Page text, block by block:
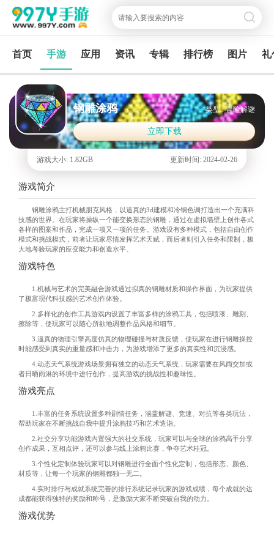
首页 手游 应用 资讯 专辑 排行榜 图片 礼
钢雕涂鸦 类型 : 冒险解谜
立即下载
游戏大小: 1.82GB 更新时间: 2024-02-26
游戏简介
钢雕涂鸦主打机械朋克风格，以逼真的3d建模和冷钢色调打造出一个充满科
技感的世界。在玩家将操纵一个能变换形态的钢雕，通过在虚拟墙壁上创作各式
各样的图案和作品，完成一项又一项的任务。游戏设有多种模式，包括自由创作
模式和挑战模式，前者让玩家尽情发挥艺术天赋，而后者则引入任务和限制，极
大地考验玩家的应变能力和创造水平。
游戏特色
1.机械与艺术的完美融合游戏通过拟真的钢雕材质和操作界面，为玩家提供
了极富现代科技感的艺术创作体验。
2.多样化的创作工具游戏内设置了丰富多样的涂鸦工具，包括喷漆、雕刻、
擦除等，使玩家可以随心所欲地调整作品风格和细节。
3.逼真的物理引擎高度仿真的物理碰撞与材质反馈，使玩家在进行钢雕操控
时能感受到真实的重量感和冲击力，为游戏增添了更多的真实性和沉浸感。
4.动态天气系统游戏场景拥有独立的动态天气系统，玩家需要在风雨交加或
者日晒雨淋的环境中进行创作，提高游戏的挑战性和趣味性。
游戏亮点
1.丰富的任务系统设置多种剧情任务，涵盖解谜、竞速、对抗等各类玩法，
帮助玩家在不断挑战自我中提升涂鸦技巧和艺术造诣。
2.社交分享功能游戏内置强大的社交系统，玩家可以与全球的涂鸦高手分享
创作成果，互相点评，还可以参与线上涂鸦比赛，争夺艺术桂冠。
3.个性化定制体验玩家可以对钢雕进行全面个性化定制，包括形态、颜色、
材质等，让每一个玩家的钢雕都独一无二。
4.实时排行与成就系统完善的排行系统记录玩家的游戏成绩，每个成就的达
成都能获得独特的奖励和称号，是激励大家不断突破自我的动力。
游戏优势